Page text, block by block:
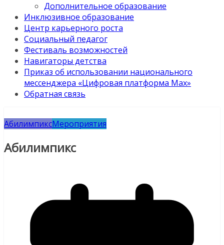
Дополнительное образование
Инклюзивное образование
Центр карьерного роста
Социальный педагог
Фестиваль возможностей
Навигаторы детства
Приказ об использовании национального
мессенджера «Цифровая платформа Мах»
Обратная связь
АбилимпиксМероприятия
Абилимпикс